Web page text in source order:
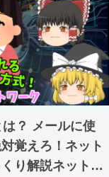
は？ メールに使
覚えろ！ネット
り解説ネットワ